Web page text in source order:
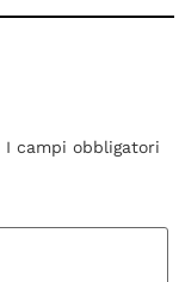
I campi obbligatori